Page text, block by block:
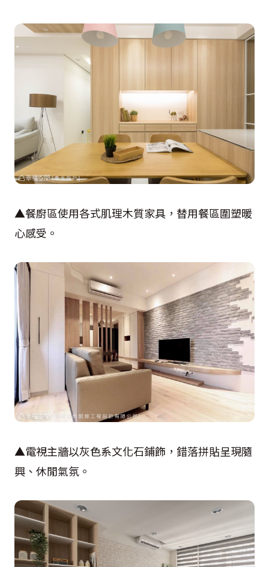
▲餐廚區使用各式肌理木質家具，替用餐區圍塑暖
心感受。
▲電視主牆以灰色系文化石鋪飾，錯落拼貼呈現隨
興、休閒氣氛。